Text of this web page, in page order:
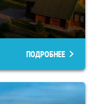
ПОДРОБНЕЕ